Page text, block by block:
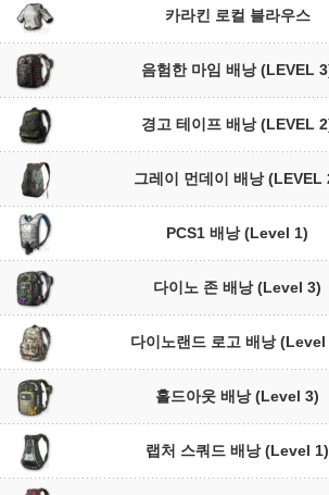
카라킨 로컬 블라우스
음험한 마임 배낭 (LEVEL
경고 테이프 배낭 (LEVEL
그레이 먼데이 배낭 (LEVEL
PCS1 배낭 (Level 1)
다이노 존 배낭 (Level 3)
다이노랜드 로고 배낭 (Level
홀드아웃 배낭 (Level 3)
랩처 스쿼드 배낭 (Level 1)